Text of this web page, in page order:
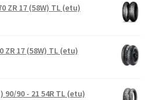
ZR 17 (58W) TL (etu)
ZR 17 (58W) TL (etu)
90/90 - 21 54R TL (etu)